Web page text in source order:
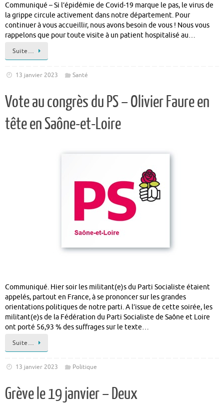
Communiqué – Si l’épidémie de Covid-19 marque le pas, le virus de
la grippe circule activement dans notre département. Pour
continuer à vous accueillir, nous avons besoin de vous ! Nous vous
rappelons que pour toute visite à un patient hospitalisé au…
Suite…
13 janvier 2023 Santé
Vote au congrès du PS – Olivier Faure en
tête en Saône-et-Loire
Communiqué. Hier soir les militant(e)s du Parti Socialiste étaient
appelés, partout en France, à se prononcer sur les grandes
orientations politiques de notre parti. A l’issue de cette soirée, les
militant(e)s de la Fédération du Parti Socialiste de Saône et Loire
ont porté 56,93 % des suffrages sur le texte…
Suite…
13 janvier 2023 Politique
Grève le 19 janvier – Deux